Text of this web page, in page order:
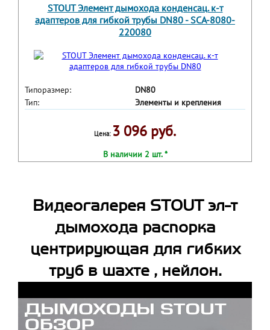
STOUT Элемент дымохода конденсац. к-т
адаптеров для гибкой трубы DN80 - SCA-8080-
220080
Типоразмер:
DN80
Тип:
Элементы и крепления
Цена: 3 096 руб.
В наличии 2 шт. *
Видеогалерея STOUT эл-т
дымохода распорка
центрирующая для гибких
труб в шахте , нейлон.